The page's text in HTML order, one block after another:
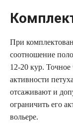
При
соотношение
12-20 кур.
активности
отсаживают и
ограничить его
вольере.